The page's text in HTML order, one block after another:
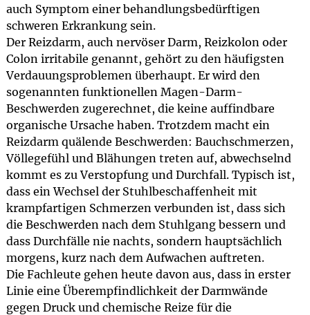
auch Symptom einer behandlungsbedürftigen
schweren Erkrankung sein.
Der Reizdarm, auch nervöser Darm, Reizkolon oder
Colon irritabile genannt, gehört zu den häufigsten
Verdauungsproblemen überhaupt. Er wird den
sogenannten funktionellen Magen-Darm-
Beschwerden zugerechnet, die keine auffindbare
organische Ursache haben. Trotzdem macht ein
Reizdarm quälende Beschwerden: Bauchschmerzen,
Völlegefühl und Blähungen treten auf, abwechselnd
kommt es zu Verstopfung und Durchfall. Typisch ist,
dass ein Wechsel der Stuhlbeschaffenheit mit
krampfartigen Schmerzen verbunden ist, dass sich
die Beschwerden nach dem Stuhlgang bessern und
dass Durchfälle nie nachts, sondern hauptsächlich
morgens, kurz nach dem Aufwachen auftreten.
Die Fachleute gehen heute davon aus, dass in erster
Linie eine Überempfindlichkeit der Darmwände
gegen Druck und chemische Reize für die